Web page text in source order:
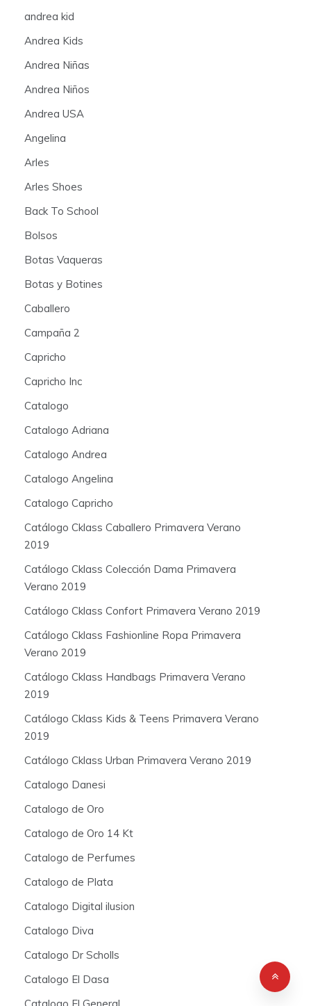
andrea kid
Andrea Kids
Andrea Niñas
Andrea Niños
Andrea USA
Angelina
Arles
Arles Shoes
Back To School
Bolsos
Botas Vaqueras
Botas y Botines
Caballero
Campaña 2
Capricho
Capricho Inc
Catalogo
Catalogo Adriana
Catalogo Andrea
Catalogo Angelina
Catalogo Capricho
Catálogo Cklass Caballero Primavera Verano
2019
Catálogo Cklass Colección Dama Primavera
Verano 2019
Catálogo Cklass Confort Primavera Verano 2019
Catálogo Cklass Fashionline Ropa Primavera
Verano 2019
Catálogo Cklass Handbags Primavera Verano
2019
Catálogo Cklass Kids & Teens Primavera Verano
2019
Catálogo Cklass Urban Primavera Verano 2019
Catalogo Danesi
Catalogo de Oro
Catalogo de Oro 14 Kt
Catalogo de Perfumes
Catalogo de Plata
Catalogo Digital ilusion
Catalogo Diva
Catalogo Dr Scholls
Catalogo El Dasa
Catalogo El General